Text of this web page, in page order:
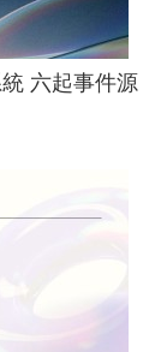
六起事件源